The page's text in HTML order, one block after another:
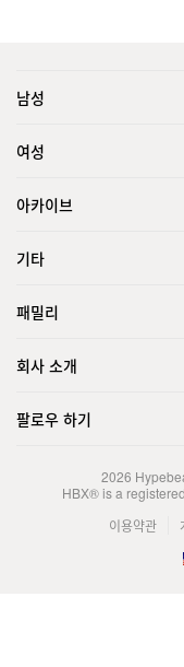
남성
여성
아카이브
기타
패밀리
회사 소개
팔로우 하기
2026
HBX® is a
이용약관